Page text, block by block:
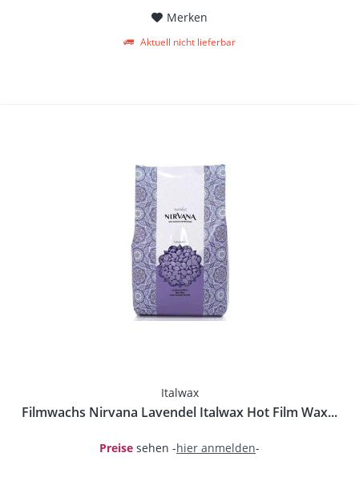
Merken
Aktuell nicht lieferbar
Italwax
Filmwachs Nirvana Lavendel Italwax Hot Film Wax...
Preise sehen -hier anmelden-